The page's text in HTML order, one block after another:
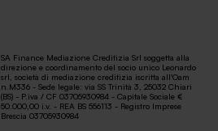
SA Finance Mediazione Creditizia Srl soggetta alla
direzione e coordinamento del socio unico Leonardo
srl, società di mediazione creditizia iscritta all'Oam
n.M336 - Sede legale: via SS Trinità 3, 25032 Chiari
(BS) - P.iva / CF 03705930984 - Capitale Sociale €
50.000,00 i.v. - REA BS 556113 - Registro Imprese
Brescia 03705930984